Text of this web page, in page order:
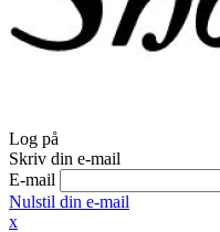
Log på
Skriv din e-mail
E-mail
Nulstil din e-mail
x